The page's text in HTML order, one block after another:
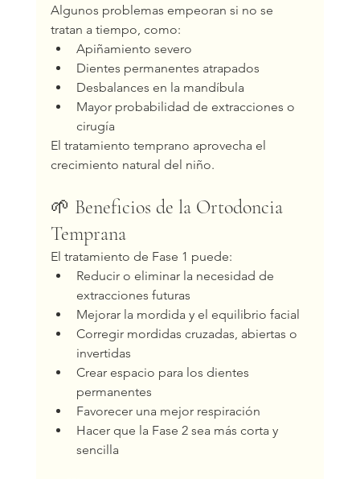
Algunos problemas empeoran si no se
tratan a tiempo, como:
Apiñamiento severo
Dientes permanentes atrapados
Desbalances en la mandíbula
Mayor probabilidad de extracciones o
cirugía
El tratamiento temprano aprovecha el
crecimiento natural del niño.
🌱 Beneficios de la Ortodoncia
Temprana
El tratamiento de Fase 1 puede:
Reducir o eliminar la necesidad de
extracciones futuras
Mejorar la mordida y el equilibrio facial
Corregir mordidas cruzadas, abiertas o
invertidas
Crear espacio para los dientes
permanentes
Favorecer una mejor respiración
Hacer que la Fase 2 sea más corta y
sencilla